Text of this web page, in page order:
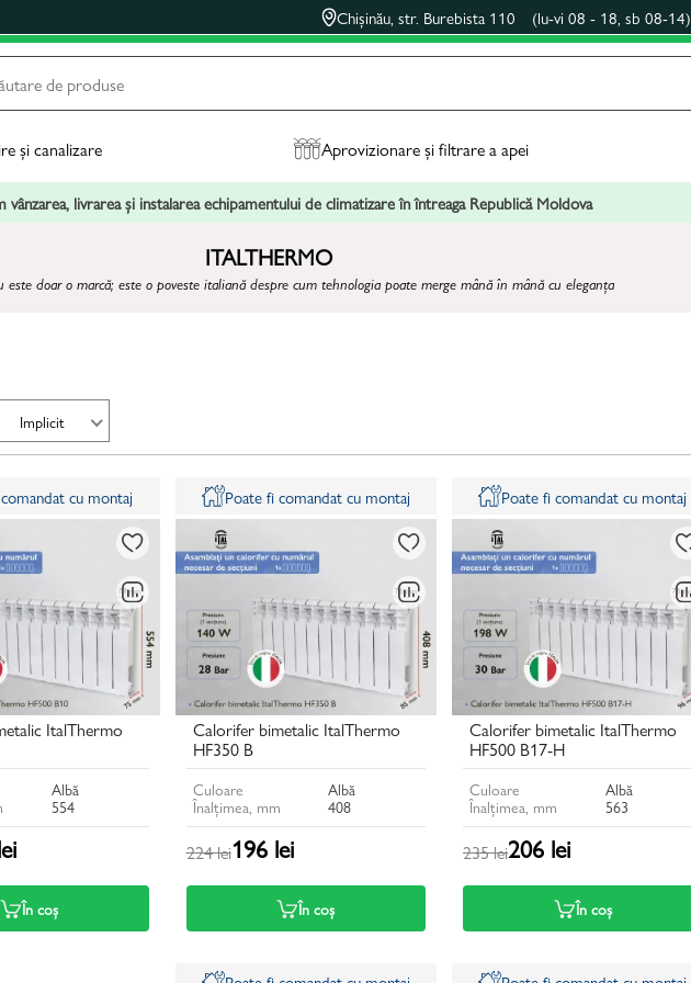
Chișinău, str. Burebista 110 (lu-vi 08 - 18, sb 08-14)
și canalizare Aprovizionare și filtrare a apei
vânzarea, livrarea și instalarea echipamentului de climatizare în întreaga Republică Moldova
ITALTHERMO
este doar o marcă; este o poveste italiană despre cum tehnologia poate merge mână în mână cu eleganța
Implicit
cu montaj
ItalThermo
Albă
554
În coș
Poate fi comandat cu montaj
Calorifer bimetalic ItalThermo
HF350 B
Culoare
Albă
Înalțimea, mm
408
224 lei196 lei
În coș
Poate fi comandat cu montaj
Calorifer bimetalic ItalThermo
HF500 B17-H
Culoare
Albă
Înalțimea, mm
563
235 lei206 lei
În coș